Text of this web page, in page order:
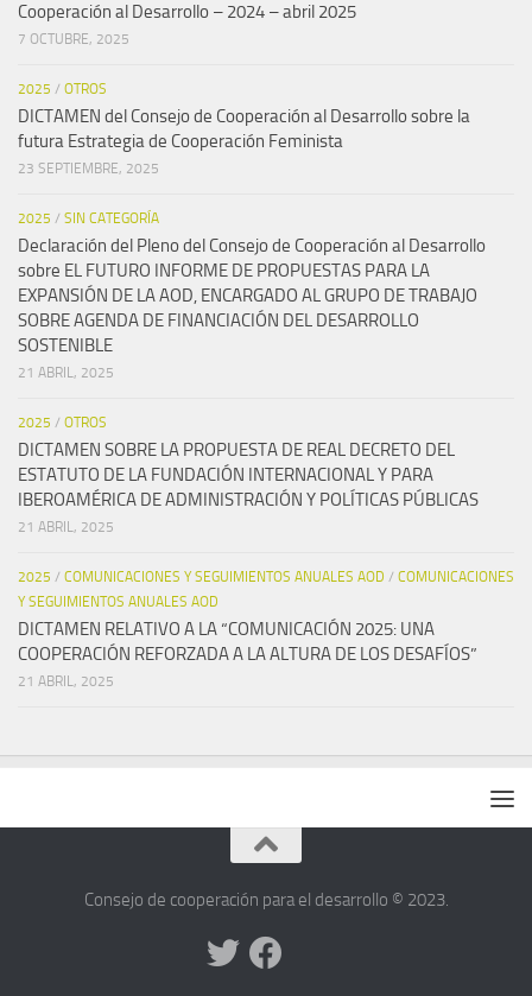
Cooperación al Desarrollo – 2024 – abril 2025
7 OCTUBRE, 2025
2025 / OTROS
DICTAMEN del Consejo de Cooperación al Desarrollo sobre la
futura Estrategia de Cooperación Feminista
23 SEPTIEMBRE, 2025
2025 / SIN CATEGORÍA
Declaración del Pleno del Consejo de Cooperación al Desarrollo
sobre EL FUTURO INFORME DE PROPUESTAS PARA LA
EXPANSIÓN DE LA AOD, ENCARGADO AL GRUPO DE TRABAJO
SOBRE AGENDA DE FINANCIACIÓN DEL DESARROLLO
SOSTENIBLE
21 ABRIL, 2025
2025 / OTROS
DICTAMEN SOBRE LA PROPUESTA DE REAL DECRETO DEL
ESTATUTO DE LA FUNDACIÓN INTERNACIONAL Y PARA
IBEROAMÉRICA DE ADMINISTRACIÓN Y POLÍTICAS PÚBLICAS
21 ABRIL, 2025
2025 / COMUNICACIONES Y SEGUIMIENTOS ANUALES AOD / COMUNICACIONES
Y SEGUIMIENTOS ANUALES AOD
DICTAMEN RELATIVO A LA “COMUNICACIÓN 2025: UNA
COOPERACIÓN REFORZADA A LA ALTURA DE LOS DESAFÍOS”
21 ABRIL, 2025
Consejo de cooperación para el desarrollo © 2023.